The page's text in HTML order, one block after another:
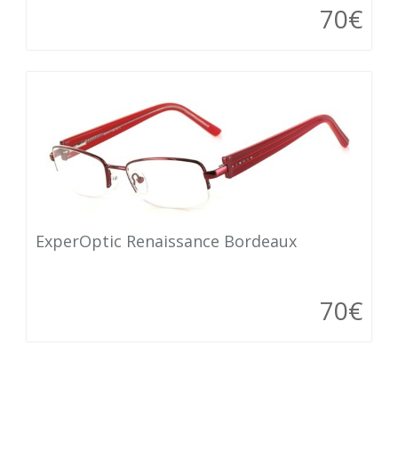
70€
ExperOptic Renaissance Bordeaux
70€